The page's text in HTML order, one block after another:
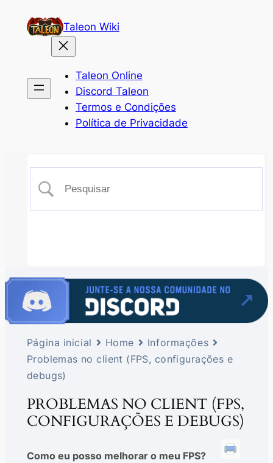
Taleon Wiki
Taleon Online
Discord Taleon
Termos e Condições
Política de Privacidade
Página inicial Home
Informações
Problemas no client (FPS, configurações e
debugs)
PROBLEMAS NO CLIENT (FPS,
CONFIGURAÇÕES E DEBUGS)
Como eu posso melhorar o meu FPS?